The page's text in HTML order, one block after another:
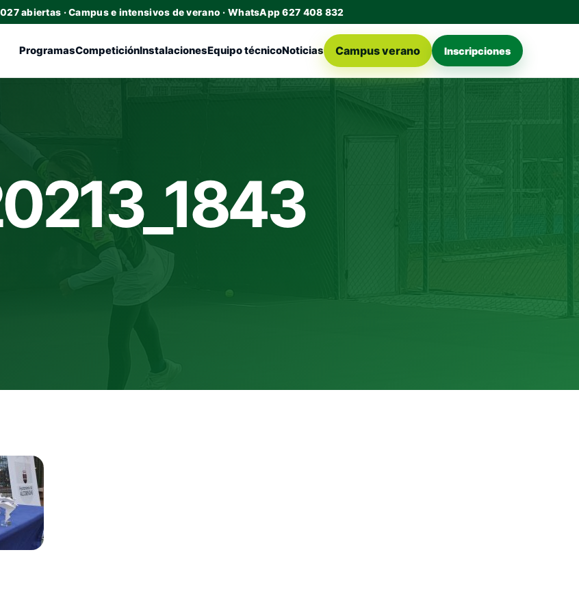
abiertas · Campus e intensivos de verano · WhatsApp 627 408 832
ProgramasCompeticiónInstalacionesEquipo técnicoNoticias Campus verano Inscripciones